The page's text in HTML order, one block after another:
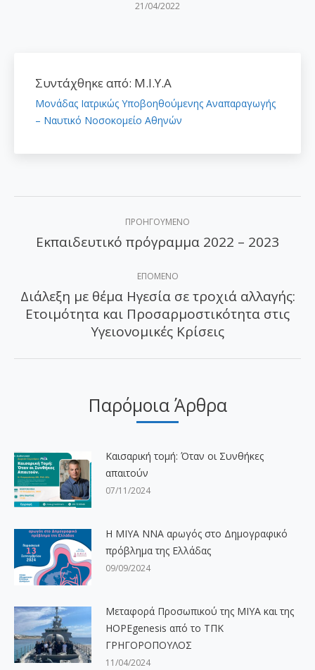
21/04/2022
Συντάχθηκε από: Μ.Ι.Υ.Α
Μονάδας Ιατρικώς Υποβοηθούμενης Αναπαραγωγής
– Ναυτικό Νοσοκομείο Αθηνών
navigation
ΠΡΟΗΓΟΎΜΕΝΟ
Προηγούμενο
Εκπαιδευτικό πρόγραμμα 2022 – 2023
ΕΠΌΜΕΝΟ
Επόμενο
άρθρο:
Διάλεξη με θέμα Ηγεσία σε τροχιά αλλαγής:
Ετοιμότητα και Προσαρμοστικότητα στις
Υγειονομικές Κρίσεις
Παρόμοια Άρθρα
Καισαρική τομή: Όταν οι Συνθήκες
απαιτούν
07/11/2024
H ΜΙΥΑ ΝΝΑ αρωγός στο Δημογραφικό
πρόβλημα της Ελλάδας
09/09/2024
Μεταφορά Προσωπικού της ΜΙΥΑ και της
HOPEgenesis από το ΤΠΚ
ΓΡΗΓΟΡΟΠΟΥΛΟΣ
11/04/2024